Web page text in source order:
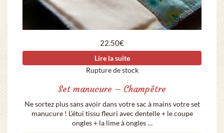
22.50€
Lire la suite
Rupture de stock
Set manucure – Champêtre
Ne sortez plus sans avoir dans votre sac à mains votre set
manucure ! L’étui tissu fleuri avec dentelle + le coupe
ongles + la lime à ongles …